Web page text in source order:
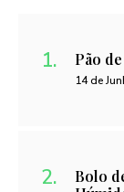
Pão
14 de
Bolo